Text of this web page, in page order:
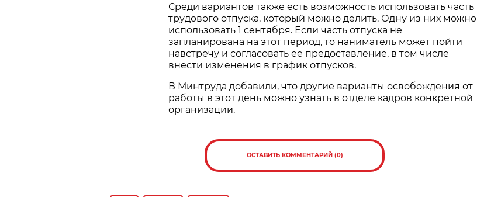
Среди вариантов также есть возможность использовать часть
трудового отпуска, который можно делить. Одну из них можно
использовать 1 сентября. Если часть отпуска не
запланирована на этот период, то наниматель может пойти
навстречу и согласовать ее предоставление, в том числе
внести изменения в график отпусков.
В Минтруда добавили, что другие варианты освобождения от
работы в этот день можно узнать в отделе кадров конкретной
организации.
ОСТАВИТЬ КОММЕНТАРИЙ (0)